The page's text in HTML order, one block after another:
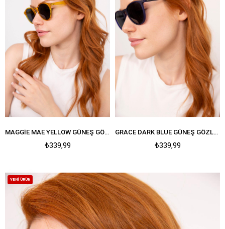
MAGGIE MAE YELLOW GÜNEŞ GÖZLÜĞÜ
₺339,99
GRACE DARK BLUE GÜNEŞ GÖZLÜĞÜ
₺339,99
YENI ÜRÜN